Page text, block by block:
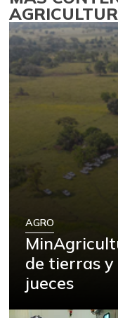
AGRO
de tierras y
jueces